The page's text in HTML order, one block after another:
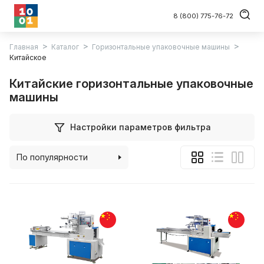
8 (800) 775-76-72
Главная Каталог
Горизонтальные упаковочные машины
Китайское
Китайские горизонтальные упаковочные
машины
Настройки параметров фильтра
По популярности
По цене (убыванию)